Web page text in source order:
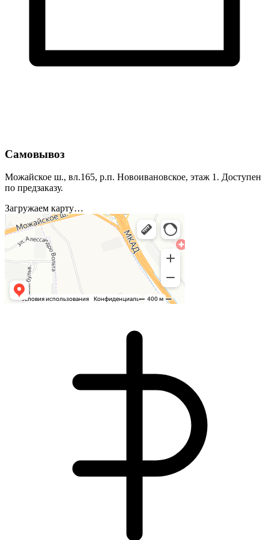
Самовывоз
Можайское ш., вл.165, р.п. Новоивановское, этаж 1. Доступен
по предзаказу.
Загружаем карту…